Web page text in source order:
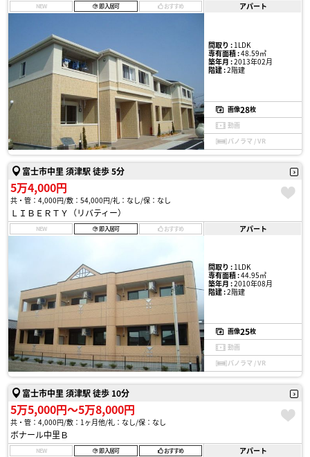
NEW 即入居可 おすすめ アパート
間取り :1LDK
専有面積 :48.59㎡
築年月 :2013年02月
階建 :2階建
画像28枚
動画
パノラマ / VR
富士市中里 須津駅 徒歩 5分
5万4,000円
共・管：4,000円 敷：54,000円 礼：なし 保：なし
ＬＩＢＥＲＴＹ（リバティー）
NEW 即入居可 おすすめ アパート
間取り :1LDK
専有面積 :44.95㎡
築年月 :2010年08月
階建 :2階建
画像25枚
動画
パノラマ / VR
富士市中里 須津駅 徒歩 10分
5万5,000円〜5万8,000円
共・管：4,000円 敷：1ヶ月他 礼：なし 保：なし
ボナール中里Ｂ
NEW 即入居可 おすすめ アパート